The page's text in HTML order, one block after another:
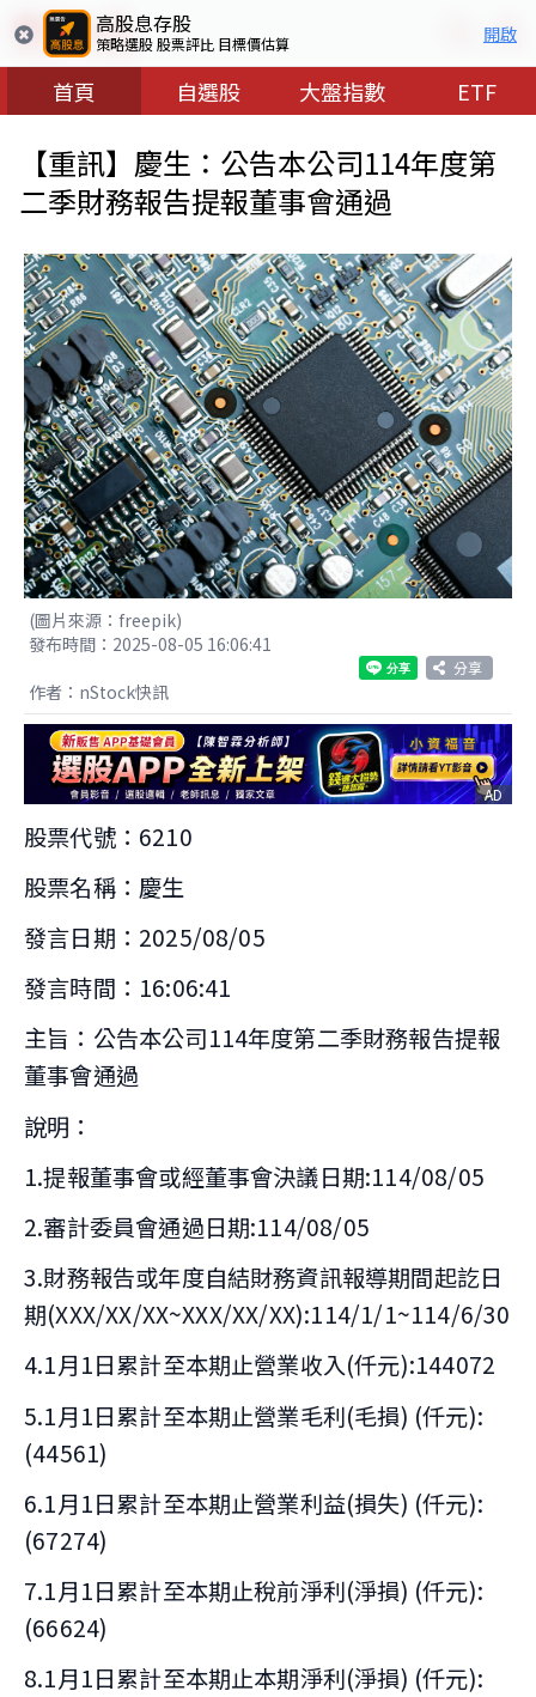
高股息存股
策略選股 股票評比 目標價估算 開啟
首頁 自選股 大盤指數 ETF
【重訊】慶生：公告本公司114年度第
二季財務報告提報董事會通過
(圖片來源：freepik)
發布時間：2025-08-05 16:06:41
分享
作者：nStock快訊
AD
股票代號：6210
股票名稱：慶生
發言日期：2025/08/05
發言時間：16:06:41
主旨：公告本公司114年度第二季財務報告提報
董事會通過
說明：
1.提報董事會或經董事會決議日期:114/08/05
2.審計委員會通過日期:114/08/05
3.財務報告或年度自結財務資訊報導期間起訖日
期(XXX/XX/XX~XXX/XX/XX):114/1/1~114/6/30
4.1月1日累計至本期止營業收入(仟元):144072
5.1月1日累計至本期止營業毛利(毛損) (仟元):
(44561)
6.1月1日累計至本期止營業利益(損失) (仟元):
(67274)
7.1月1日累計至本期止稅前淨利(淨損) (仟元):
(66624)
8.1月1日累計至本期止本期淨利(淨損) (仟元):